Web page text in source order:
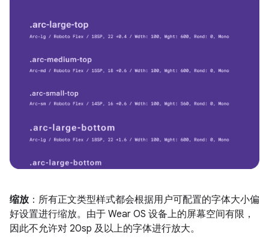
缩放 ：所有正文类型样式都会根据用户可配置的字体大小偏
好设置进行缩放。由于 Wear OS 设备上的屏幕空间有限，
因此不允许对 20sp 及以上的字体进行放大。